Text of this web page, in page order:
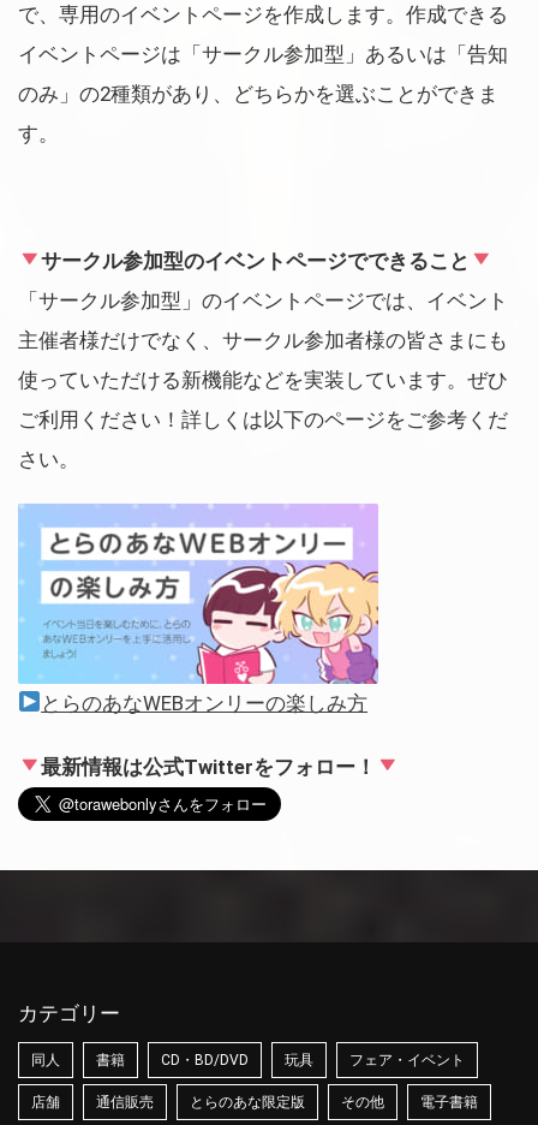
で、専用のイベントページを作成します。作成できる
イベントページは「サークル参加型」あるいは「告知
のみ」の2種類があり、どちらかを選ぶことができま
す。
サークル参加型のイベントページでできること
「サークル参加型」のイベントページでは、イベント
主催者様だけでなく、サークル参加者様の皆さまにも
使っていただける新機能などを実装しています。ぜひ
ご利用ください！詳しくは以下のページをご参考くだ
さい。
とらのあなWEBオンリーの楽しみ方
最新情報は公式Twitterをフォロー！
カテゴリー
同人 書籍 CD・BD/DVD 玩具 フェア・イベント
店舗 通信販売 とらのあな限定版 その他 電子書籍